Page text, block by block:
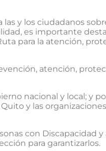
y los ciudadanos
es importante
para la atención,
atención,
nacional y local; y
y las
con Discapacidad
para garantizarlos.